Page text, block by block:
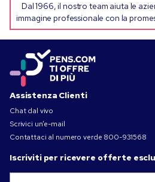
Dal 1966, il nostro team aiuta le
immagine professionale con la
Assistenza Clienti
Chat dal vivo
Scrivici un’e-mail
Contattaci al numero verde 800-931568
Iscriviti per ricevere offerte